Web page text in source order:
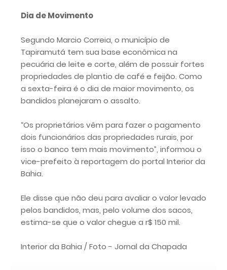
Dia de Movimento
Segundo Marcio Correia, o município de
Tapiramutá tem sua base econômica na
pecuária de leite e corte, além de possuir fortes
propriedades de plantio de café e feijão. Como
a sexta-feira é o dia de maior movimento, os
bandidos planejaram o assalto.
“Os proprietários vêm para fazer o pagamento
dois funcionários das propriedades rurais, por
isso o banco tem mais movimento”, informou o
vice-prefeito à reportagem do portal Interior da
Bahia.
Ele disse que não deu para avaliar o valor levado
pelos bandidos, mas, pelo volume dos sacos,
estima-se que o valor chegue a r$ 150 mil.
Interior da Bahia / Foto - Jornal da Chapada